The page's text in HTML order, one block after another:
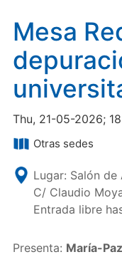
Mesa
Thu, 21-05-2026;
Otras sedes
Lugar: Salón
C/ Claudio
Entrada libre
Presenta: María-